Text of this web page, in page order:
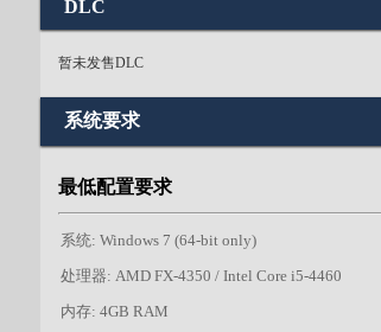
DLC
暂未发售DLC
系统要求
最低配置要求
系统: Windows 7 (64-bit only)
处理器: AMD FX-4350 / Intel Core i5-4460
内存: 4GB RAM